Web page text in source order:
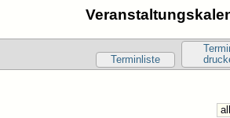
Terminliste